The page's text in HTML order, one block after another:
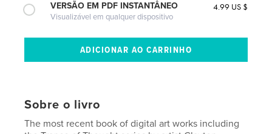
VERSÃO EM PDF INSTANTÂNEO
Visualizável em qualquer dispositivo
4.99 US $
Sobre o livro
The most recent book of digital art works including